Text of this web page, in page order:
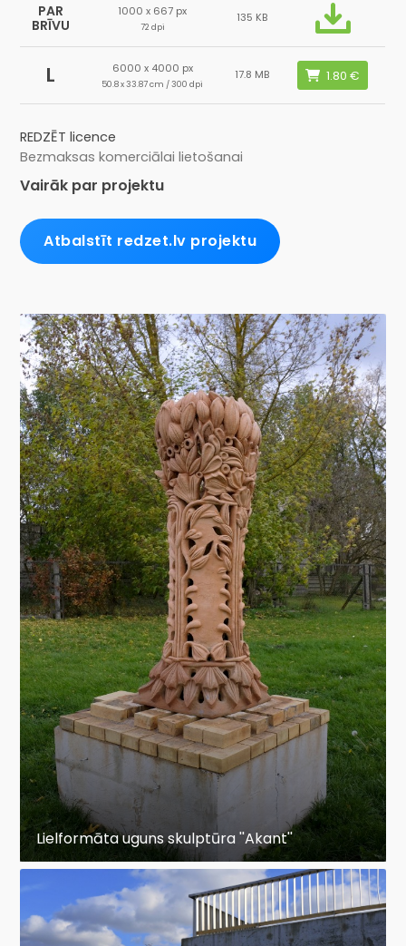
PAR
BRĪVU
1000 x 667 px
72 dpi
135 KB
L 6000 x 4000 px
50.8 x 33.87 cm / 300 dpi
17.8 MB
REDZĒT licence
Bezmaksas komerciālai lietošanai
Vairāk par projektu
Atbalstīt redzet.lv projektu
Lielformāta uguns skulptūra ''Akant''